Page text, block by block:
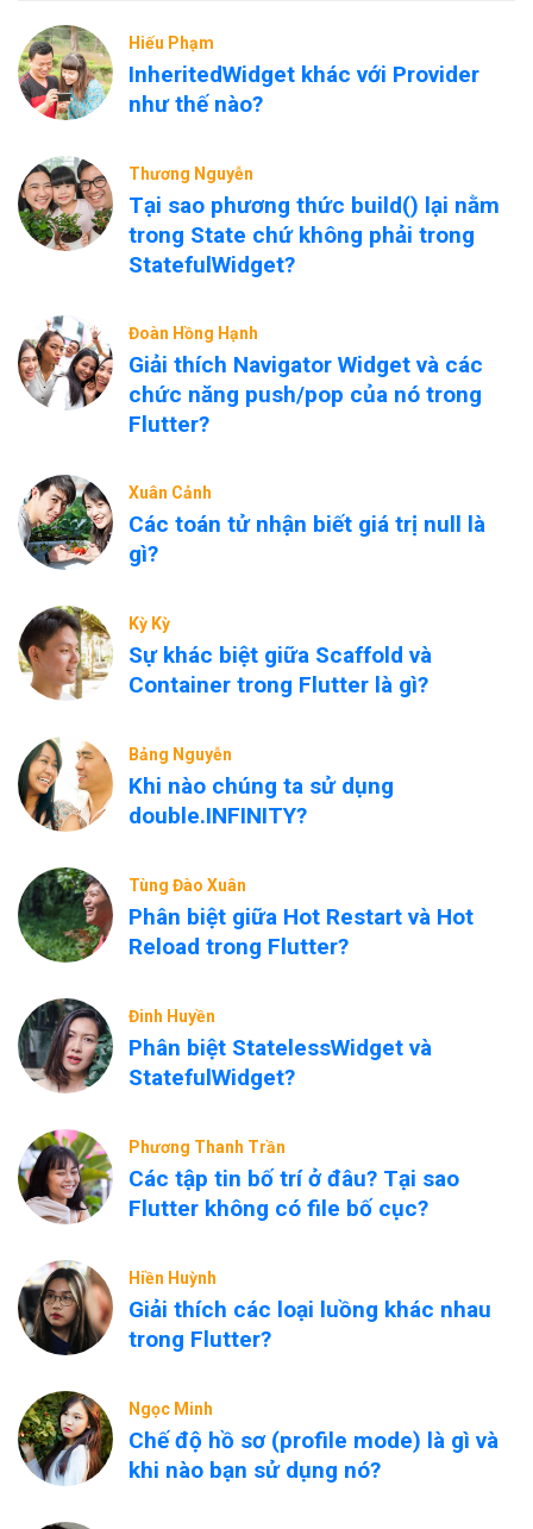
Hiếu Phạm
InheritedWidget khác với Provider
như thế nào?
Thương Nguyễn
Tại sao phương thức build() lại nằm
trong State chứ không phải trong
StatefulWidget?
Đoàn Hồng Hạnh
Giải thích Navigator Widget và các
chức năng push/pop của nó trong
Flutter?
Xuân Cảnh
Các toán tử nhận biết giá trị null là
gì?
Kỳ Kỳ
Sự khác biệt giữa Scaffold và
Container trong Flutter là gì?
Bảng Nguyễn
Khi nào chúng ta sử dụng
double.INFINITY?
Tùng Đào Xuân
Phân biệt giữa Hot Restart và Hot
Reload trong Flutter?
Đinh Huyền
Phân biệt StatelessWidget và
StatefulWidget?
Phương Thanh Trần
Các tập tin bố trí ở đâu? Tại sao
Flutter không có file bố cục?
Hiền Huỳnh
Giải thích các loại luồng khác nhau
trong Flutter?
Ngọc Minh
Chế độ hồ sơ (profile mode) là gì và
khi nào bạn sử dụng nó?